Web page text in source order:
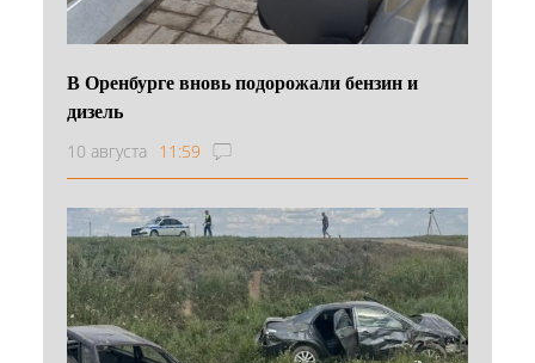
В Оренбурге вновь подорожали бензин и
дизель
10 августа 11:59